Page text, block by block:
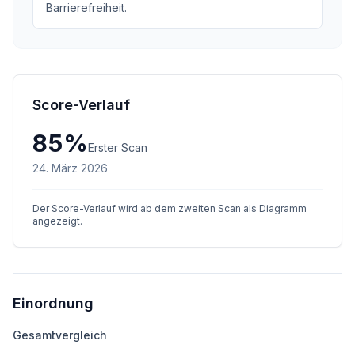
Barrierefreiheit.
Score-Verlauf
85%Erster Scan
24. März 2026
Der Score-Verlauf wird ab dem zweiten Scan als Diagramm
angezeigt.
Einordnung
Gesamtvergleich